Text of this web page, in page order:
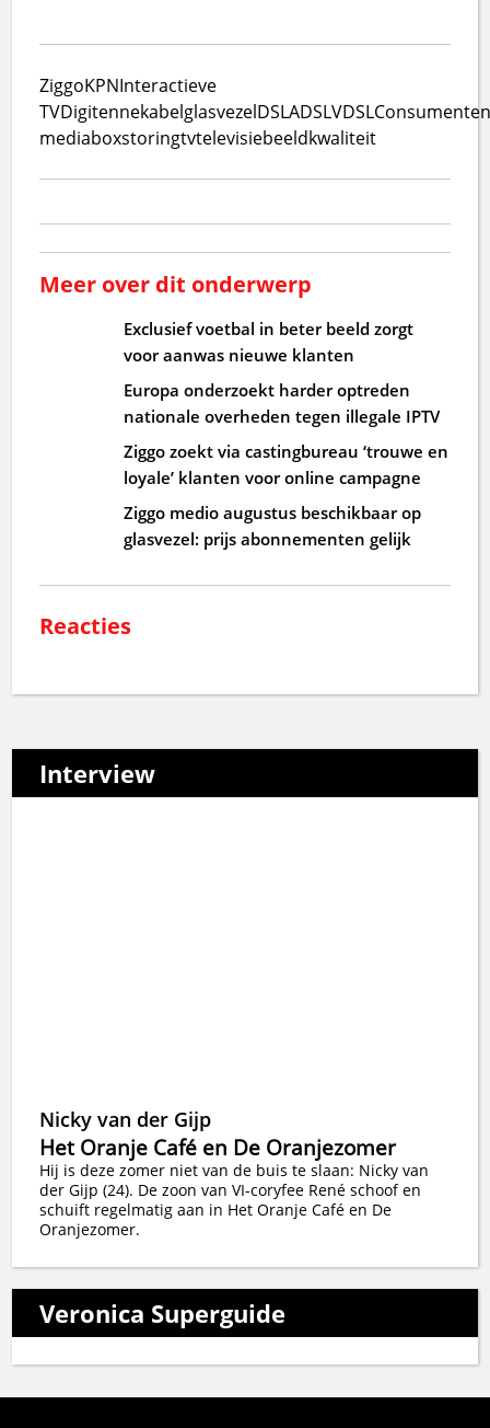
ZiggoKPNInteractieve
TVDigitennekabelglasvezelDSLADSLVDSL
mediaboxstoringtvtelevisiebeeldkwaliteit
Meer over dit onderwerp
Exclusief voetbal in beter beeld zorgt
voor aanwas nieuwe klanten
Europa onderzoekt harder optreden
nationale overheden tegen illegale IPTV
Ziggo zoekt via castingbureau ‘trouwe en
loyale’ klanten voor online campagne
Ziggo medio augustus beschikbaar op
glasvezel: prijs abonnementen gelijk
Reacties
Interview
Nicky van der Gijp
Het Oranje Café en De Oranjezomer
Hij is deze zomer niet van de buis te slaan: Nicky van
der Gijp (24). De zoon van VI-coryfee René schoof en
schuift regelmatig aan in Het Oranje Café en De
Oranjezomer.
Veronica Superguide